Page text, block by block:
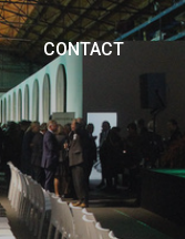
CONTACT